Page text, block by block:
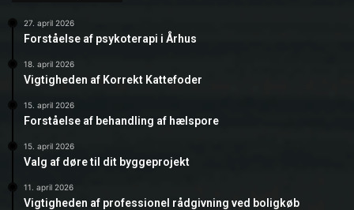
27. april 2026
Forståelse af psykoterapi i Århus
18. april 2026
Vigtigheden af Korrekt Kattefoder
15. april 2026
Forståelse af behandling af hælspore
15. april 2026
Valg af døre til dit byggeprojekt
11. april 2026
Vigtigheden af professionel rådgivning ved boligkøb